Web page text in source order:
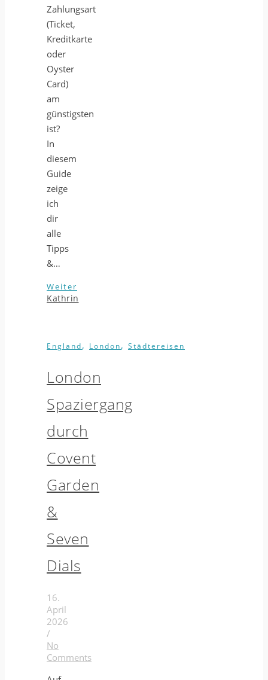
Zahlungsart
(Ticket,
Kreditkarte
oder
Oyster
Card)
am
günstigsten
ist?
In
diesem
Guide
zeige
ich
dir
alle
Tipps
&…
Weiter
Kathrin
England, London, Städtereisen
London
Spaziergang
durch
Covent
Garden
&
Seven
Dials
16.
April
2026
/
No
Comments